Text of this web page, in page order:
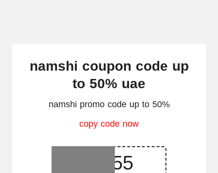
namshi coupon code up
to 50% uae
namshi promo code up to 50%
copy code now